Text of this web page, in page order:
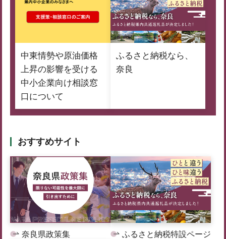
中東情勢や原油価格
上昇の影響を受ける
中小企業向け相談窓
口について
ふるさと納税なら、
奈良
おすすめサイト
奈良県政策集 ふるさと納税特設ページ